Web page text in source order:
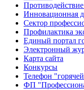
Инновационная
Сектор
Профилактика
Единый портал
Электронный
Карта сайта
Конкурсы
Телефон
ФП